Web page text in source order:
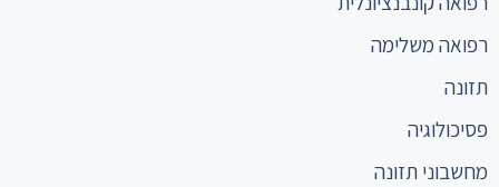
רפואה משלימה
תזונה
פסיכולוגיה
מחשבוני תזונה